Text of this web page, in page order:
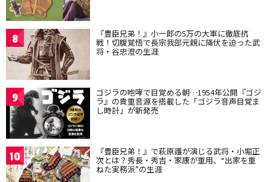
8 『豊臣兄弟！』小一郎の5万の大軍に徹底抗
戦！切腹覚悟で長宗我部元親に降伏を迫った武
将・谷忠澄の生涯
9 ゴジラの咆哮で目覚める朝…1954年公開『ゴジ
ラ』の貴重音源を搭載した「ゴジラ音声目覚ま
し時計」が新発売
10 『豊臣兄弟！』で萩原護が演じる武将・小堀正
次とは？秀長・秀吉・家康が重用、“出家を重
ねた実務派”の生涯